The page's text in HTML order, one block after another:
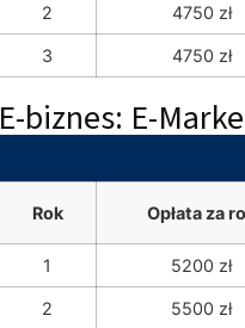
2 4750 zł
3 4750 zł
E-biznes: E-
Rok Opłata za
1 5200 zł
2 5500 zł